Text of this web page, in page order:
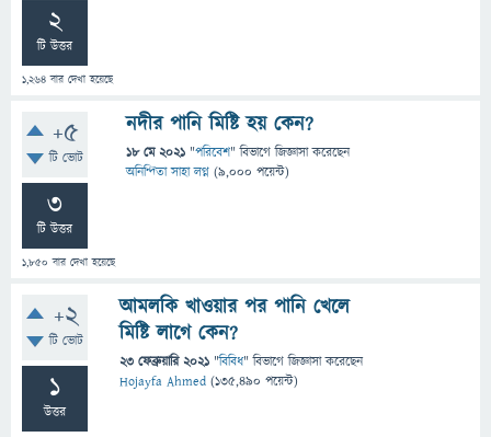
2
টি উত্তর
1,264 বার দেখা হয়েছে
+5
টি ভোট
3
টি উত্তর
1,850 বার দেখা হয়েছে
নদীর পানি মিষ্টি হয় কেন?
18 মে 2021 "পরিবেশ" বিভাগে জিজ্ঞাসাকরেছেন
অনিন্দিতা সাহা লগ্ন (9,000 পয়েন্ট)
+2
টি ভোট
1
উত্তর
আমলকি খাওয়ার পর পানি খেলে
মিষ্টি লাগে কেন?
23 ফেব্রুয়ারি 2021 "বিবিধ" বিভাগে জিজ্ঞাসাকরেছেন
Hojayfa Ahmed (135,490 পয়েন্ট)